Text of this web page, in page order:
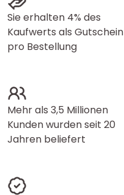
Sie erhalten 4% des
Kaufwerts als Gutschein
pro Bestellung
Mehr als 3,5 Millionen
Kunden wurden seit 20
Jahren beliefert